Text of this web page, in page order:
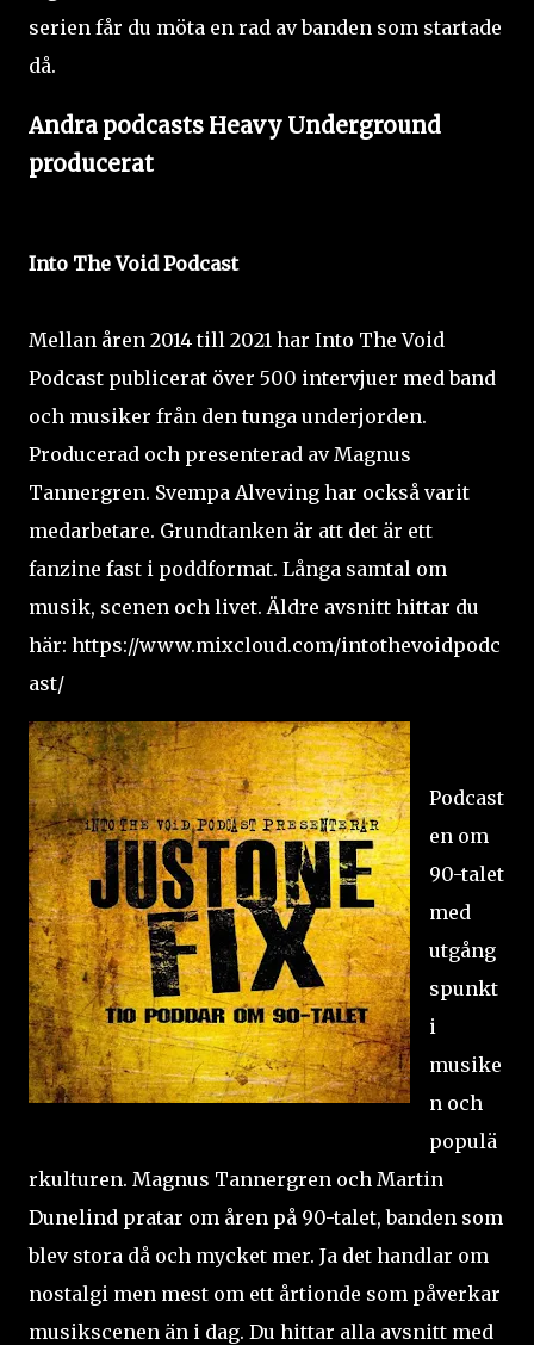
serien får du möta en rad av banden som startade
då.
Andra podcasts Heavy Underground
producerat
Into The Void Podcast
Mellan åren 2014 till 2021 har Into The Void
Podcast publicerat över 500 intervjuer med band
och musiker från den tunga underjorden.
Producerad och presenterad av Magnus
Tannergren. Svempa Alveving har också varit
medarbetare. Grundtanken är att det är ett
fanzine fast i poddformat. Långa samtal om
musik, scenen och livet. Äldre avsnitt hittar du
här: https://www.mixcloud.com/intothevoidpodc
ast/
Podcast
en om
90-talet
med
utgång
spunkt
i
musike
n och
populä
rkulturen. Magnus Tannergren och Martin
Dunelind pratar om åren på 90-talet, banden som
blev stora då och mycket mer. Ja det handlar om
nostalgi men mest om ett årtionde som påverkar
musikscenen än i dag. Du hittar alla avsnitt med